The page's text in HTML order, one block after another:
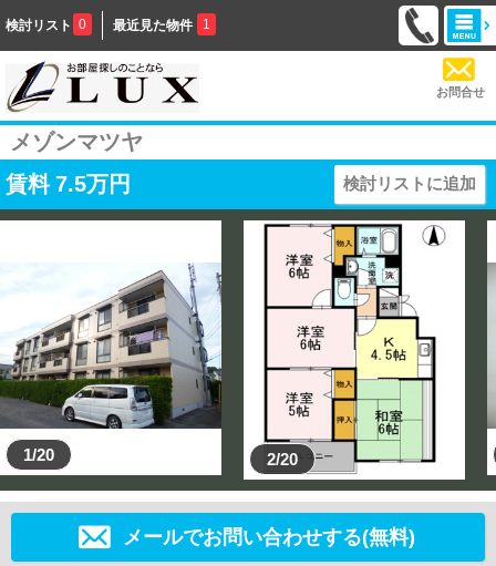
検討リスト 0 最近見た物件 1
お問合せ
メゾンマツヤ
賃料 7.5万円 検討リストに追加
1/20 2/20
メールでお問い合わせする(無料)